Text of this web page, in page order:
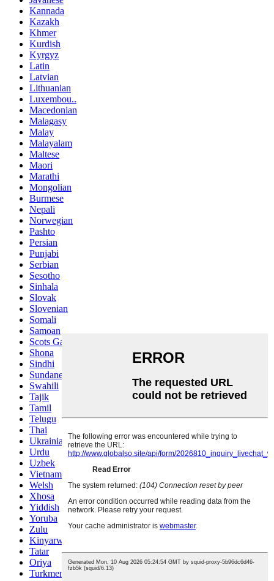
Kannada
Kazakh
Khmer
Kurdish
Kyrgyz
Latin
Latvian
Lithuanian
Luxembou..
Macedonian
Malagasy
Malay
Malayalam
Maltese
Maori
Marathi
Mongolian
Burmese
Nepali
Norwegian
Pashto
Persian
Punjabi
Serbian
Sesotho
Sinhala
Slovak
Slovenian
Somali
Samoan
Scots Gaelic
Shona
Sindhi
Sundanese
Swahili
Tajik
Tamil
Telugu
Thai
Ukrainian
Urdu
Uzbek
Vietnamese
Welsh
Xhosa
Yiddish
Yoruba
Zulu
Kinyarwanda
Tatar
Oriya
Turkmen